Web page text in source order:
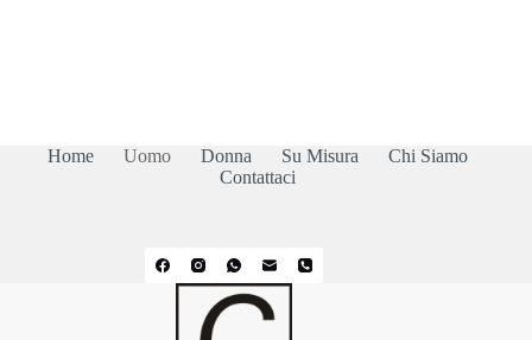
Home Uomo Donna Su Misura
Chi Siamo
Contattaci